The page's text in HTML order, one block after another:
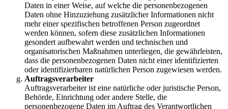
Daten in einer Weise, auf welche die personenbezogenen
Daten ohne Hinzuziehung zusätzlicher Informationen nicht
mehr einer spezifischen betroffenen Person zugeordnet
werden können, sofern diese zusätzlichen Informationen
gesondert aufbewahrt werden und technischen und
organisatorischen Maßnahmen unterliegen, die gewährleisten,
dass die personenbezogenen Daten nicht einer identifizierten
oder identifizierbaren natürlichen Person zugewiesen werden.
Auftragsverarbeiter
Auftragsverarbeiter ist eine natürliche oder juristische Person,
Behörde, Einrichtung oder andere Stelle, die
personenbezogene Daten im Auftrag des Verantwortlichen